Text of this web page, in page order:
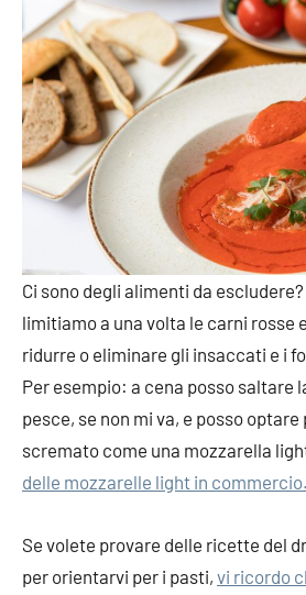
Ci sono degli alimenti da
limitiamo a una volta le carni rosse
ridurre o eliminare gli insaccati e i
Per esempio: a cena posso saltare
pesce, se non mi va, e posso
scremato come una mozzarella
delle mozzarelle light in commercio.
Se volete provare delle ricette del
per orientarvi per i pasti, vi ricordo